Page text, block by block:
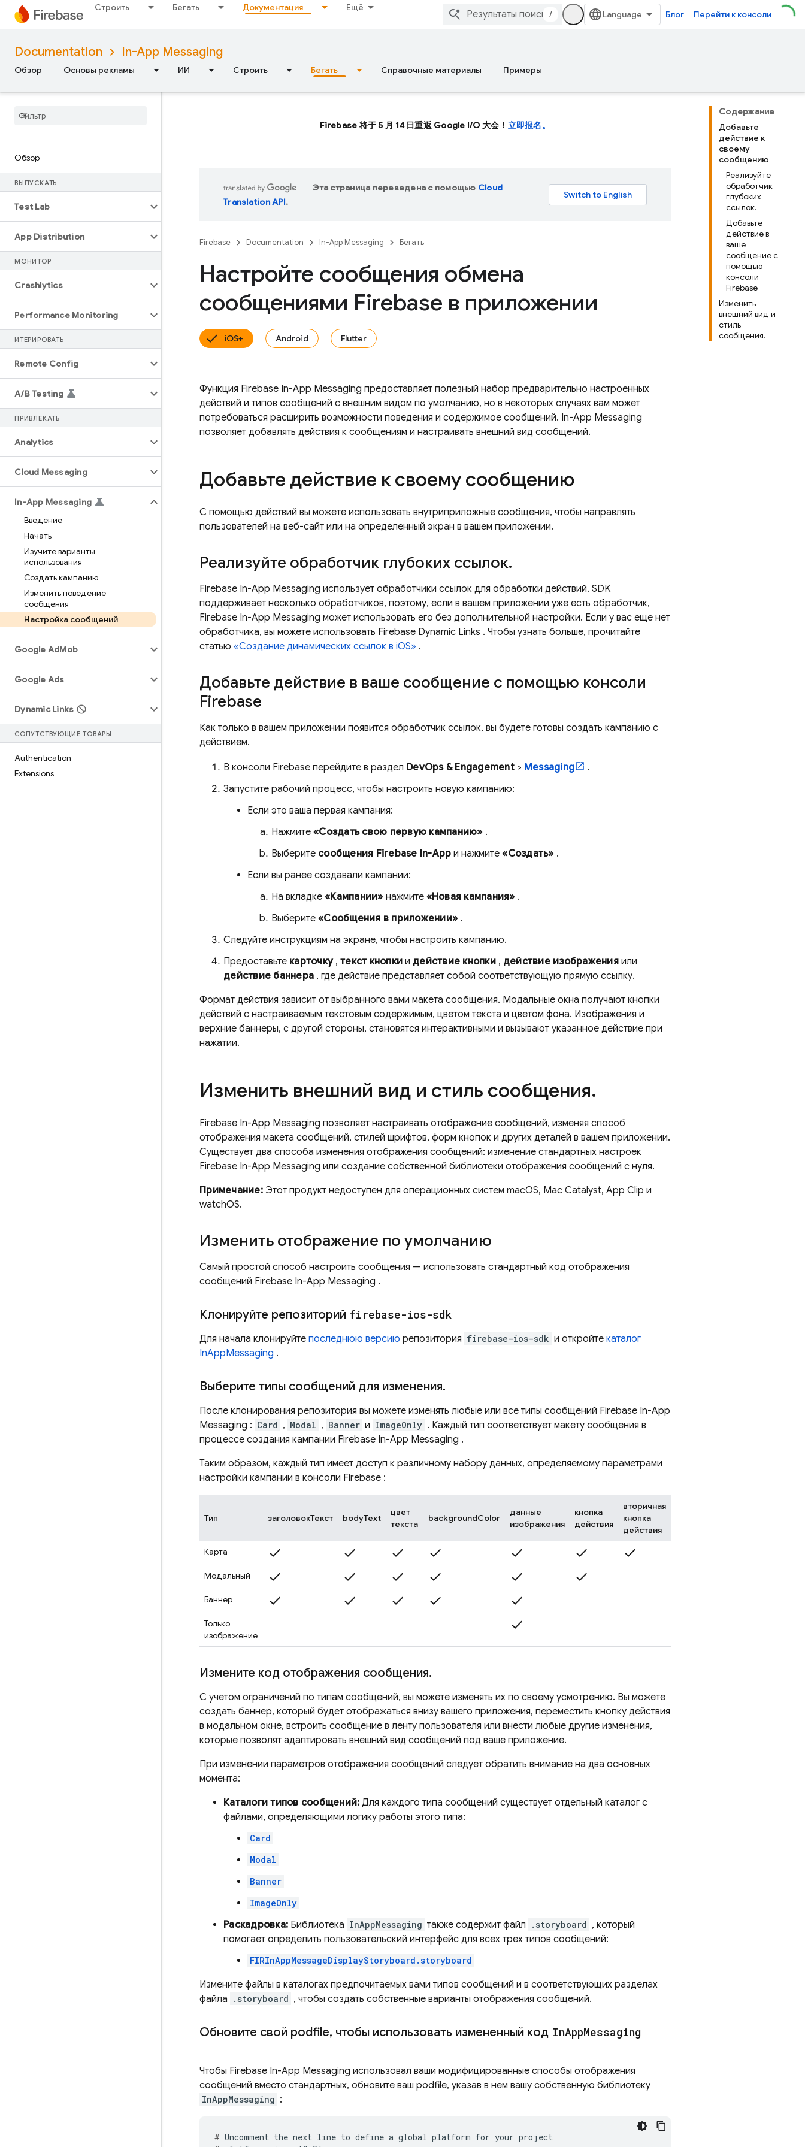
Строить Бегать Документация Ещё
/ Блог Перейти к консоли
Documentation In-App Messaging
Обзор Основы рекламы ИИ Строить Бегать Справочные материалы Примеры
Обзор
ВЫПУСКАТЬ
Test Lab
App Distribution
МОНИТОР
Crashlytics
Performance Monitoring
ИТЕРИРОВАТЬ
Remote Config
A/B Testing
ПРИВЛЕКАТЬ
Analytics
Cloud Messaging
In-App Messaging
Введение
Начать
Изучите варианты
использования
Создать кампанию
Изменить поведение
сообщения
Настройка сообщений
Google AdMob
Google Ads
Dynamic Links
СОПУТСТВУЮЩИЕ ТОВАРЫ
Authentication
Extensions
Содержание
Добавьте
действие к
своему
сообщению
Реализуйте
обработчик
глубоких
ссылок.
Добавьте
действие в
ваше
сообщение с
помощью
консоли
Firebase
Изменить
внешний вид и
стиль
сообщения.
Firebase 将于 5 月 14 日重返 Google I/O 大会！ 立即报名。
Эта страница переведена с помощью Cloud
Translation API.
Firebase Documentation In-App Messaging Бегать
Настройте сообщения обмена
сообщениями Firebase в приложении
iOS+ Android Flutter
Функция Firebase In-App Messaging предоставляет полезный набор предварительно настроенных
действий и типов сообщений с внешним видом по умолчанию, но в некоторых случаях вам может
потребоваться расширить возможности поведения и содержимое сообщений. In-App Messaging
позволяет добавлять действия к сообщениям и настраивать внешний вид сообщений.
Добавьте действие к своему сообщению
С помощью действий вы можете использовать внутриприложные сообщения, чтобы направлять
пользователей на веб-сайт или на определенный экран в вашем приложении.
Реализуйте обработчик глубоких ссылок.
Firebase In-App Messaging использует обработчики ссылок для обработки действий. SDK
поддерживает несколько обработчиков, поэтому, если в вашем приложении уже есть обработчик,
Firebase In-App Messaging может использовать его без дополнительной настройки. Если у вас еще нет
обработчика, вы можете использовать Firebase Dynamic Links . Чтобы узнать больше, прочитайте
статью «Создание динамических ссылок в iOS» .
Добавьте действие в ваше сообщение с помощью консоли
Firebase
Как только в вашем приложении появится обработчик ссылок, вы будете готовы создать кампанию с
действием.
В консоли Firebase перейдите в раздел DevOps & Engagement> Messaging
.
Запустите рабочий процесс, чтобы настроить новую кампанию:
Если это ваша первая кампания:
Нажмите «Создать свою первую кампанию» .
Выберите сообщения Firebase In-App и нажмите«Создать» .
Если вы ранее создавали кампании:
На вкладке «Кампании» нажмите «Новая кампания» .
Выберите «Сообщения в приложении» .
Следуйте инструкциям на экране, чтобы настроить кампанию.
Предоставьте карточку, текст кнопки и действие кнопки, действие изображенияили
действие баннера , где действие представляет собой соответствующую прямую ссылку.
Формат действия зависит от выбранного вами макета сообщения. Модальные окна получают кнопки
действий с настраиваемым текстовым содержимым, цветом текста и цветом фона. Изображения и
верхние баннеры, с другой стороны, становятся интерактивными и вызывают указанное действие при
нажатии.
Изменить внешний вид и стиль сообщения.
Firebase In-App Messaging позволяет настраивать отображение сообщений, изменяя способ
отображения макета сообщений, стилей шрифтов, форм кнопок и других деталей в вашем приложении.
Существует два способа изменения отображения сообщений: изменение стандартных настроек
Firebase In-App Messaging или создание собственной библиотеки отображения сообщений с нуля.
Примечание:Этот продукт недоступен для операционных систем macOS, Mac Catalyst, App Clip и
watchOS.
Изменить отображение по умолчанию
Самый простой способ настроить сообщения — использовать стандартный код отображения
сообщений Firebase In-App Messaging .
Клонируйте репозиторий firebase-ios-sdk
Для начала клонируйте последнюю версию репозитория firebase-ios-sdk и откройте каталог
InAppMessaging .
Выберите типы сообщений для изменения.
После клонирования репозитория вы можете изменять любые или все типы сообщений Firebase In-App
Messaging : Card , Modal , Banner и ImageOnly . Каждый тип соответствует макету сообщения в
процессе создания кампании Firebase In-App Messaging .
Таким образом, каждый тип имеет доступ к различному набору данных, определяемому параметрами
настройки кампании в консоли Firebase :
Тип заголовокТекст bodyText
цвет
текста
backgroundColor
данные
изображения
кнопка
действия
вторичная
кнопка
действия
Карта
check check check check check check check
Модальный check check check check check check
Баннер check check check check check
Только
изображение
check
Измените код отображения сообщения.
С учетом ограничений по типам сообщений, вы можете изменять их по своему усмотрению. Вы можете
создать баннер, который будет отображаться внизу вашего приложения, переместить кнопку действия
в модальном окне, встроить сообщение в ленту пользователя или внести любые другие изменения,
которые позволят адаптировать внешний вид сообщений под ваше приложение.
При изменении параметров отображения сообщений следует обратить внимание на два основных
момента:
Каталоги типов сообщений: Для каждого типа сообщений существует отдельный каталог с
файлами, определяющими логику работы этого типа:
Card
Modal
Banner
ImageOnly
Раскадровка: Библиотека InAppMessaging также содержит файл .storyboard , который
помогает определить пользовательский интерфейс для всех трех типов сообщений:
FIRInAppMessageDisplayStoryboard.storyboard
Измените файлы в каталогах предпочитаемых вами типов сообщений и в соответствующих разделах
файла
.storyboard , чтобы создать собственные варианты отображения сообщений.
Обновите свой podfile, чтобы использовать измененный код InAppMessaging
Чтобы Firebase In-App Messaging использовал ваши модифицированные способы отображения
сообщений вместо стандартных, обновите ваш podfile, указав в нем вашу собственную библиотеку
InAppMessaging :
#